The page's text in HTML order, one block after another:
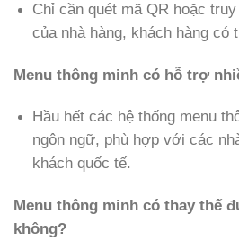
Chỉ cần quét mã QR hoặc
của nhà hàng, khách hàng có
Menu thông minh có hỗ trợ
Hầu hết các hệ thống menu
ngôn ngữ, phù hợp với các
khách quốc tế.
Menu thông minh có thay thế
không?